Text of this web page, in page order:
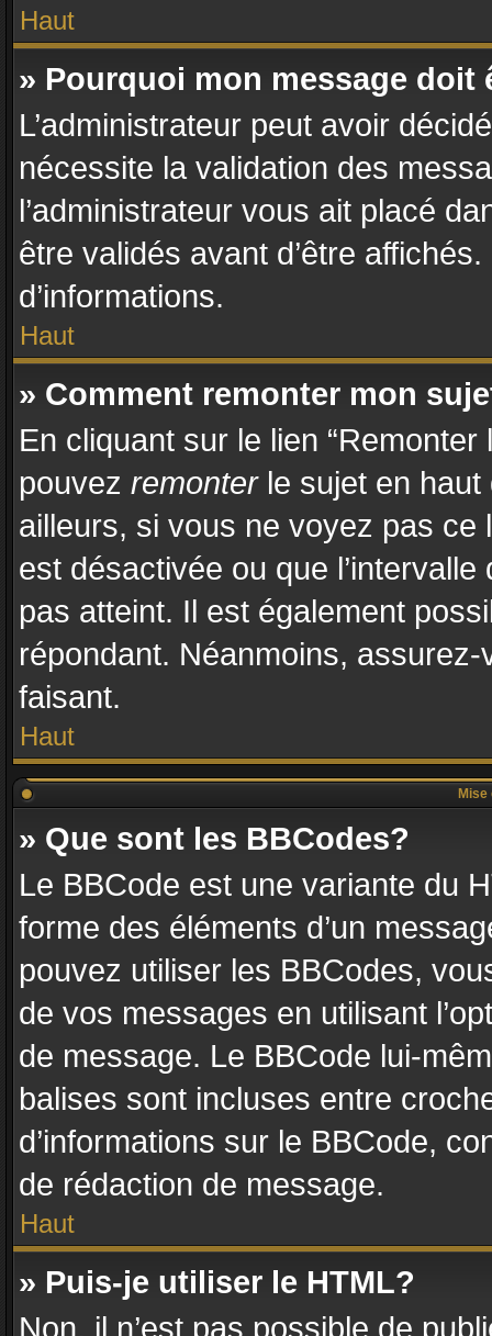
Haut
» Pourquoi mon message doit
L’administrateur peut avoir
nécessite la validation des
l’administrateur vous ait placé
être validés avant d’être
d’informations.
Haut
» Comment remonter mon
En cliquant sur le lien
pouvez remonterle sujet en haut
ailleurs, si vous ne voyez pas ce
est désactivée ou que
pas atteint. Il est également
répondant. Néanmoins,
faisant.
Haut
» Que sont les BBCodes?
Le BBCode est une variante du
forme des éléments d’un
pouvez utiliser les BBCodes,
de vos messages en utilisant
de message. Le BBCode lui-
balises sont incluses entre
d’informations sur le BBCode,
de rédaction de message.
Haut
» Puis-je utiliser le HTML?
Non, il n’est pas possible de